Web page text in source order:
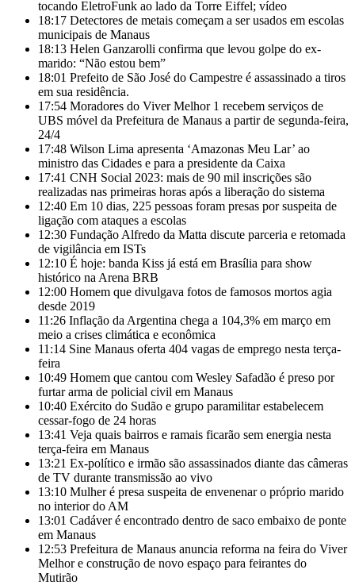
tocando EletroFunk ao lado da Torre Eiffel; vídeo
18:17 Detectores de metais começam a ser usados em escolas
municipais de Manaus
18:13 Helen Ganzarolli confirma que levou golpe do ex-
marido: “Não estou bem”
18:01 Prefeito de São José do Campestre é assassinado a tiros
em sua residência.
17:54 Moradores do Viver Melhor 1 recebem serviços de
UBS móvel da Prefeitura de Manaus a partir de segunda-feira,
24/4
17:48 Wilson Lima apresenta ‘Amazonas Meu Lar’ ao
ministro das Cidades e para a presidente da Caixa
17:41 CNH Social 2023: mais de 90 mil inscrições são
realizadas nas primeiras horas após a liberação do sistema
12:40 Em 10 dias, 225 pessoas foram presas por suspeita de
ligação com ataques a escolas
12:30 Fundação Alfredo da Matta discute parceria e retomada
de vigilância em ISTs
12:10 É hoje: banda Kiss já está em Brasília para show
histórico na Arena BRB
12:00 Homem que divulgava fotos de famosos mortos agia
desde 2019
11:26 Inflação da Argentina chega a 104,3% em março em
meio a crises climática e econômica
11:14 Sine Manaus oferta 404 vagas de emprego nesta terça-
feira
10:49 Homem que cantou com Wesley Safadão é preso por
furtar arma de policial civil em Manaus
10:40 Exército do Sudão e grupo paramilitar estabelecem
cessar-fogo de 24 horas
13:41 Veja quais bairros e ramais ficarão sem energia nesta
terça-feira em Manaus
13:21 Ex-político e irmão são assassinados diante das câmeras
de TV durante transmissão ao vivo
13:10 Mulher é presa suspeita de envenenar o próprio marido
no interior do AM
13:01 Cadáver é encontrado dentro de saco embaixo de ponte
em Manaus
12:53 Prefeitura de Manaus anuncia reforma na feira do Viver
Melhor e construção de novo espaço para feirantes do
Mutirão